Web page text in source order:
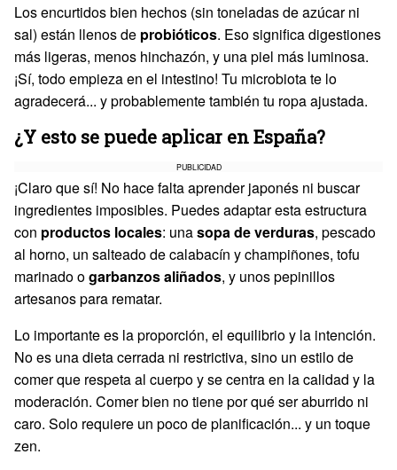
Los encurtidos bien hechos (sin toneladas de azúcar ni
sal) están llenos de probióticos. Eso significa digestiones
más ligeras, menos hinchazón, y una piel más luminosa.
¡Sí, todo empieza en el intestino! Tu microbiota te lo
agradecerá... y probablemente también tu ropa ajustada.
¿Y esto se puede aplicar en España?
PUBLICIDAD
¡Claro que sí! No hace falta aprender japonés ni buscar
ingredientes imposibles. Puedes adaptar esta estructura
con productos locales: unasopa de verduras, pescado
al horno, un salteado de calabacín y champiñones, tofu
marinado ogarbanzos aliñados, y unos pepinillos
artesanos para rematar.
Lo importante es la proporción, el equilibrio y la intención.
No es una dieta cerrada ni restrictiva, sino un estilo de
comer que respeta al cuerpo y se centra en la calidad y la
moderación. Comer bien no tiene por qué ser aburrido ni
caro. Solo requiere un poco de planificación... y un toque
zen.